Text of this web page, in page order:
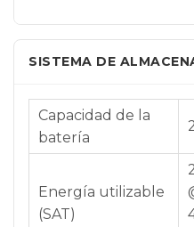
SISTEMA DE
Capacidad de la
batería
Energía utilizable
(SAT)